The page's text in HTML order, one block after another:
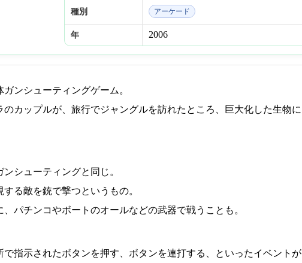
種別 アーケード
年 2006
ンシューティングゲーム。
カップルが、旅行でジャングルを訪れたところ、巨大化した生物に
シューティングと同じ。
る敵を銃で撃つというもの。
パチンコやボートのオールなどの武器で戦うことも。
指示されたボタンを押す、ボタンを連打する、といったイベントが